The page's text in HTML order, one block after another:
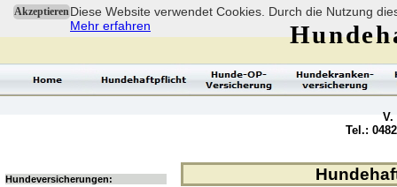
AkzeptierenDiese Website verwendet Cookies. Durch die Nutzung
Mehr erfahren
V.
Tel.:
Hundeversicherungen: